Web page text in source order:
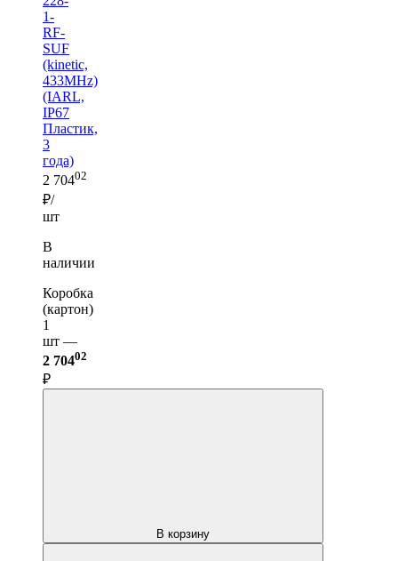
1-
RF-
SUF
(kinetic,
433MHz)
(IARL,
IP67
Пластик,
3
года)
2 70402
₽/
шт
В
наличии
Коробка
(картон)
1
шт —
2 70402
₽
В корзину